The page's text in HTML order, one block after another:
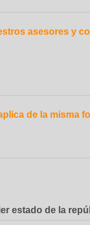
asesores y
de la misma
estado de la